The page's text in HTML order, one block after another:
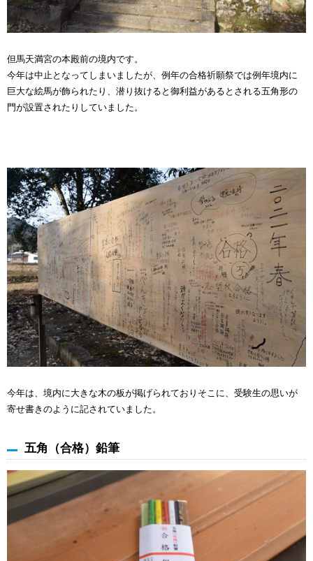
但馬天満宮の本殿前の境内です。
今年は中止となってしまいましたが、例年の合格祈願祭では例年境内に
巨大な絵馬が飾られたり、潜り抜けると御利益があるとされる五角形の
門が設置されたりしていました。
今年は、境内に大きな木の板が掲げられておりそこに、受験生の思いが
寄せ書きのように記されていました。
五角（合格）鉛筆